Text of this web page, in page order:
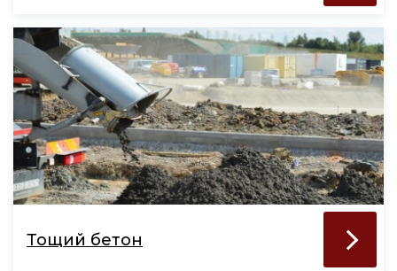
Тощий бетон